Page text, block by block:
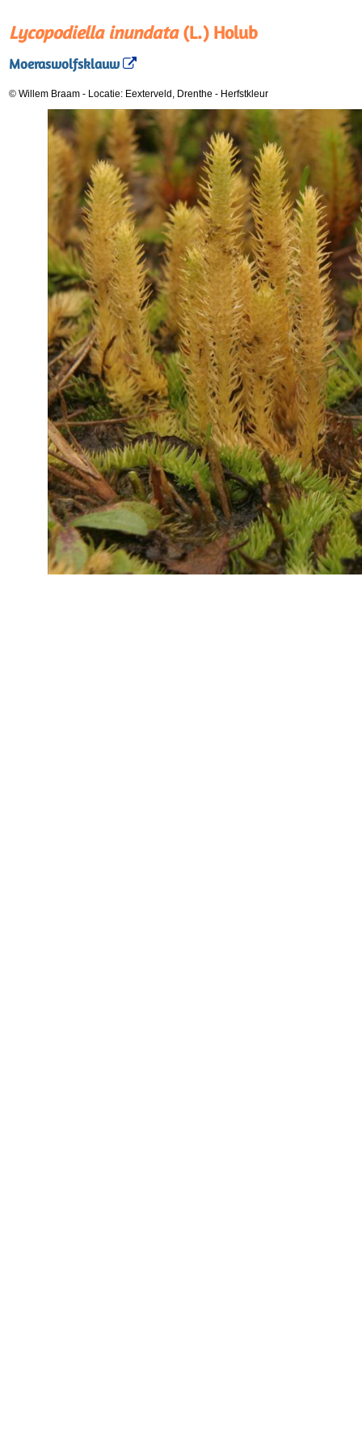
Lycopodiella inundata(L.) Holub
Moeraswolfsklauw
© Willem Braam - Locatie: Eexterveld, Drenthe - Herfstkleur